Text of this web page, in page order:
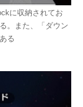
に収納されてお
。また、「ダウン
る